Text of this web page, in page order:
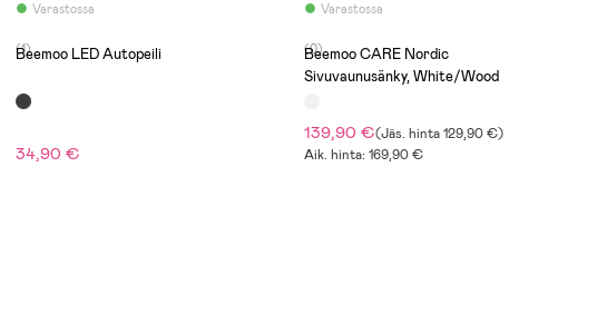
Varastossa
(1)
Beemoo LED Autopeili
34,90 €
Varastossa
(0)
Beemoo CARE Nordic
Sivuvaunusänky, White/Wood
139,90 €(Jäs. hinta129,90 €)
Aik. hinta: 169,90 €